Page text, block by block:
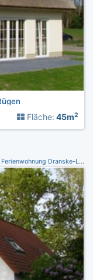
Fläche: 45m2
Ferienwohnung Dranske-Lancken